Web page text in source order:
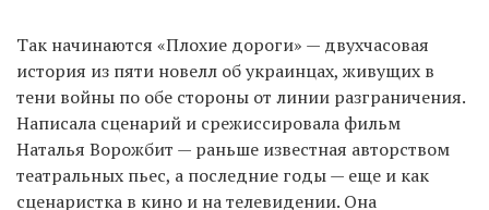
Так начинаются «Плохие дороги» — двухчасовая
история из пяти новелл об украинцах, живущих в
тени войны по обе стороны от линии разграничения.
Написала сценарий и срежиссировала фильм
Наталья Ворожбит — раньше известная авторством
театральных пьес, а последние годы — еще и как
сценаристка в кино и на телевидении. Она